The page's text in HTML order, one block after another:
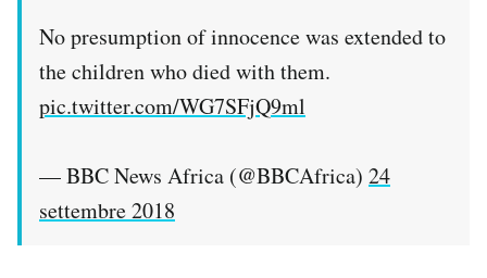
No presumption of innocence was extended to
the children who died with them.
pic.twitter.com/WG7SFjQ9ml
— BBC News Africa (@BBCAfrica) 24
settembre 2018